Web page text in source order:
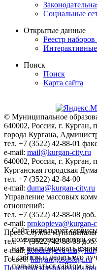
Социальные
Открытые данные
Реестр
Поиск
Поиск
Карта сайта
© Муниципальное
640002, Россия, г.
города Кургана,
тел. +7 (3522) 42-88-01
e-mail: mail@kurgan-city.ru
640002, Россия, г.
Курганская городская Дума
тел. +7 (3522) 42-84-00
e-mail: duma@kurgan-city.ru
Управление массовых
отношений:
тел. +7 (3522) 42-88-08
e-mail: prokopieva@kurgan-
Пресс-служба
тел. +7 (3522) 42-88-08
e-mail:kondratyeva-
Госвеб:kurgan.gosuslugi.ru
Политика
Сайт использует
помощью технологии
нам анализировать
с сайтом и делать его
пользоваться сайтом, вы